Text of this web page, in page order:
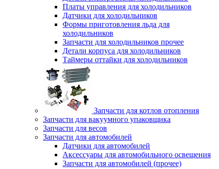
Платы управления для холодильников
Датчики для холодильников
Формы приготовления льда для
холодильников
Запчасти для холодильников прочее
Детали корпуса для холодильников
Таймеры оттайки для холодильников
Запчасти для котлов отопления
Запчасти для вакуумного упаковщика
Запчасти для весов
Запчасти для автомобилей
Датчики для автомобилей
Аксессуары для автомобильного освещения
Запчасти для автомобилей (прочее)